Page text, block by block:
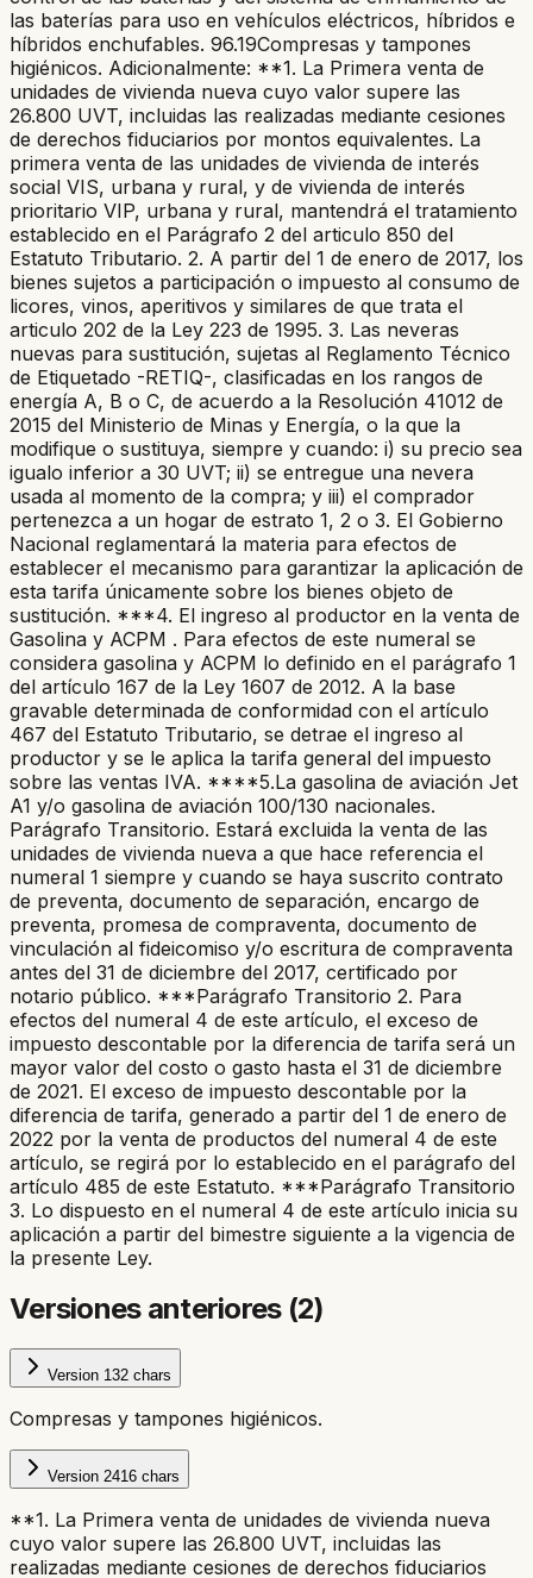
las baterías para uso en vehículos eléctricos, híbridos e
híbridos enchufables. 96.19Compresas y tampones
higiénicos. Adicionalmente: **1. La Primera venta de
unidades de vivienda nueva cuyo valor supere las
26.800 UVT, incluidas las realizadas mediante cesiones
de derechos fiduciarios por montos equivalentes. La
primera venta de las unidades de vivienda de interés
social VIS, urbana y rural, y de vivienda de interés
prioritario VIP, urbana y rural, mantendrá el tratamiento
establecido en el Parágrafo 2 del articulo 850 del
Estatuto Tributario. 2. A partir del 1 de enero de 2017, los
bienes sujetos a participación o impuesto al consumo de
licores, vinos, aperitivos y similares de que trata el
articulo 202 de la Ley 223 de 1995. 3. Las neveras
nuevas para sustitución, sujetas al Reglamento Técnico
de Etiquetado -RETIQ-, clasificadas en los rangos de
energía A, B o C, de acuerdo a la Resolución 41012 de
2015 del Ministerio de Minas y Energía, o la que la
modifique o sustituya, siempre y cuando: i) su precio sea
igualo inferior a 30 UVT; ii) se entregue una nevera
usada al momento de la compra; y iii) el comprador
pertenezca a un hogar de estrato 1, 2 o 3. El Gobierno
Nacional reglamentará la materia para efectos de
establecer el mecanismo para garantizar la aplicación de
esta tarifa únicamente sobre los bienes objeto de
sustitución. ***4. El ingreso al productor en la venta de
Gasolina y ACPM . Para efectos de este numeral se
considera gasolina y ACPM lo definido en el parágrafo 1
del artículo 167 de la Ley 1607 de 2012. A la base
gravable determinada de conformidad con el artículo
467 del Estatuto Tributario, se detrae el ingreso al
productor y se le aplica la tarifa general del impuesto
sobre las ventas IVA. ****5.La gasolina de aviación Jet
A1 y/o gasolina de aviación 100/130 nacionales.
Parágrafo Transitorio. Estará excluida la venta de las
unidades de vivienda nueva a que hace referencia el
numeral 1 siempre y cuando se haya suscrito contrato
de preventa, documento de separación, encargo de
preventa, promesa de compraventa, documento de
vinculación al fideicomiso y/o escritura de compraventa
antes del 31 de diciembre del 2017, certificado por
notario público. ***Parágrafo Transitorio 2. Para
efectos del numeral 4 de este artículo, el exceso de
impuesto descontable por la diferencia de tarifa será un
mayor valor del costo o gasto hasta el 31 de diciembre
de 2021. El exceso de impuesto descontable por la
diferencia de tarifa, generado a partir del 1 de enero de
2022 por la venta de productos del numeral 4 de este
artículo, se regirá por lo establecido en el parágrafo del
artículo 485 de este Estatuto. ***Parágrafo Transitorio
3. Lo dispuesto en el numeral 4 de este artículo inicia su
aplicación a partir del bimestre siguiente a la vigencia de
la presente Ley.
Versiones anteriores (2)
Version 132 chars
Compresas y tampones higiénicos.
Version 2416 chars
**1. La Primera venta de unidades de vivienda nueva
cuyo valor supere las 26.800 UVT, incluidas las
realizadas mediante cesiones de derechos fiduciarios